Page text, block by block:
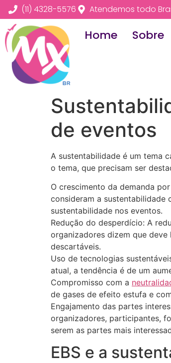
(11) 4328-5576 Atendemos todo
Home Sobre
de eventos
A sustentabilidade é um tema
o tema, que precisam ser
O crescimento da demanda
consideram a sustentabilidade
sustentabilidade nos eventos.
Redução do desperdício: A
organizadores dizem que
descartáveis.
Uso de tecnologias
atual, a tendência é de um
Compromisso com a
de gases de efeito estufa e
Engajamento das partes
organizadores, participantes,
serem as partes mais
EBS e a